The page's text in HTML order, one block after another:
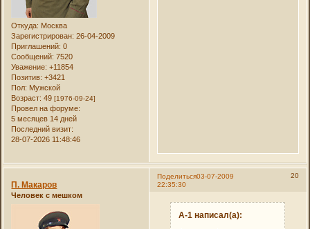
Откуда: Москва
Зарегистрирован: 26-04-2009
Приглашений: 0
Сообщений: 7520
Уважение: +11854
Позитив: +3421
Пол: Мужской
Возраст: 49[1976-09-24]
Провел на форуме:
5 месяцев 14 дней
Последний визит:
28-07-2026 11:48:46
Поделиться 20
03-07-2009
22:35:30
П. Макаров
Человек с мешком
А-1 написал(а):